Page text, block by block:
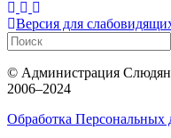
Версия для
© Администрация
2006–2024
Обработка Персональных